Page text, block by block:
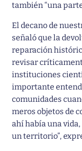
también “una
El decano de
señaló que la
reparación
revisar
instituciones
importante
comunidades
meros objetos de
ahí había una
un territorio”,